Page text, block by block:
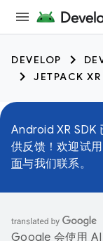
DEVELOP
JETPACK XR
Android XR SDK
供反馈！欢迎试
面与我们联系。
Google 会使用